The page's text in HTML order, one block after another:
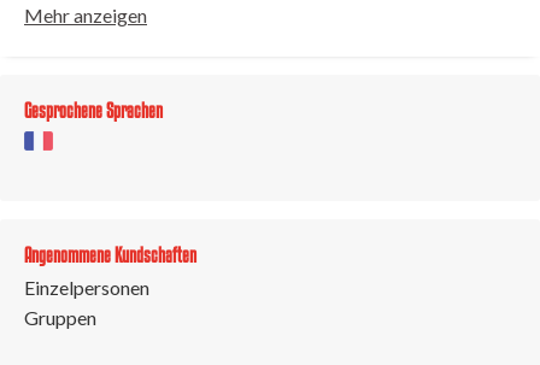
Mehr anzeigen
Gesprochene Sprachen
Angenommene Kundschaften
Einzelpersonen
Gruppen